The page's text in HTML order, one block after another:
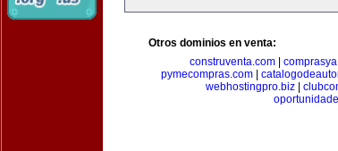
Otros dominios en venta:
construventa.com|
pymecompras.com|
webhostingpro.biz|